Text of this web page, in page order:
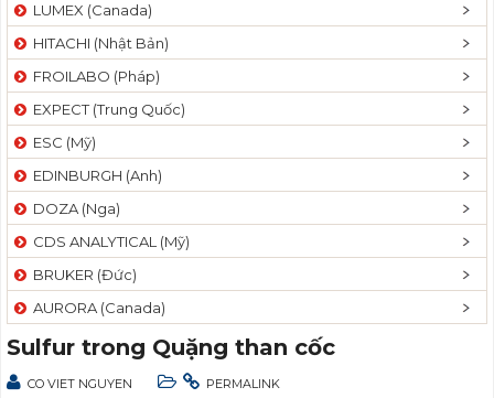
LUMEX (Canada)
HITACHI (Nhật Bản)
FROILABO (Pháp)
EXPECT (Trung Quốc)
ESC (Mỹ)
EDINBURGH (Anh)
DOZA (Nga)
CDS ANALYTICAL (Mỹ)
BRUKER (Đức)
AURORA (Canada)
Sulfur trong Quặng than cốc
CO VIET NGUYEN PERMALINK